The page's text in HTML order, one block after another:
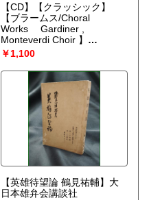
【CD】【クラッシック】
【ブラームス/Choral
Works Gardiner ,
Monteverdi Choir 】
PHILIPS 1992年
￥1,100
【英雄待望論 鶴見祐輔】大
日本雄弁会講談社